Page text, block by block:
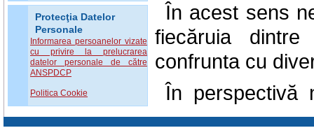
Protecţia Datelor
Personale
Informarea persoanelor vizate
cu privire la prelucrarea
datelor personale de către
ANSPDCP
Politica Cookie
În acest sens
fiecăruia
confrunta cu
În perspectivă
culturi a